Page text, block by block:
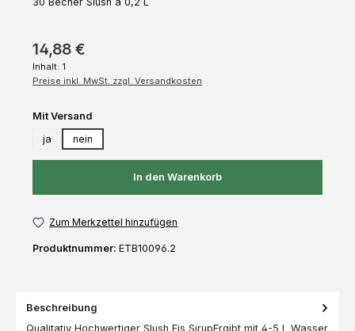
14,88 €
Inhalt: 1
Preise inkl. MwSt. zzgl. Versandkosten
Mit Versand
ja
nein
In den Warenkorb
Zum Merkzettel hinzufügen
Produktnummer: ETB10096.2
Beschreibung
Qualitativ Hochwertiger Slush Eis SirupErgibt mit 4-5 L Wasser